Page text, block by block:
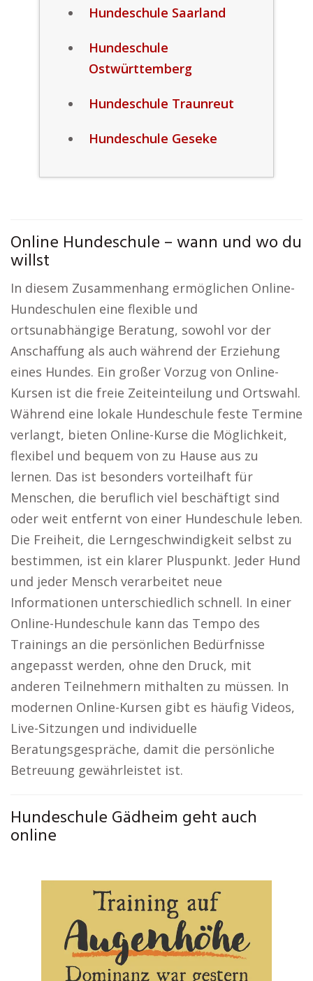
Hundeschule Saarland
Hundeschule
Ostwürttemberg
Hundeschule Traunreut
Hundeschule Geseke
Online Hundeschule – wann und wo du
willst
In diesem Zusammenhang ermöglichen Online-
Hundeschulen eine flexible und
ortsunabhängige Beratung, sowohl vor der
Anschaffung als auch während der Erziehung
eines Hundes. Ein großer Vorzug von Online-
Kursen ist die freie Zeiteinteilung und Ortswahl.
Während eine lokale Hundeschule feste Termine
verlangt, bieten Online-Kurse die Möglichkeit,
flexibel und bequem von zu Hause aus zu
lernen. Das ist besonders vorteilhaft für
Menschen, die beruflich viel beschäftigt sind
oder weit entfernt von einer Hundeschule leben.
Die Freiheit, die Lerngeschwindigkeit selbst zu
bestimmen, ist ein klarer Pluspunkt. Jeder Hund
und jeder Mensch verarbeitet neue
Informationen unterschiedlich schnell. In einer
Online-Hundeschule kann das Tempo des
Trainings an die persönlichen Bedürfnisse
angepasst werden, ohne den Druck, mit
anderen Teilnehmern mithalten zu müssen. In
modernen Online-Kursen gibt es häufig Videos,
Live-Sitzungen und individuelle
Beratungsgespräche, damit die persönliche
Betreuung gewährleistet ist.
Hundeschule Gädheim geht auch
online